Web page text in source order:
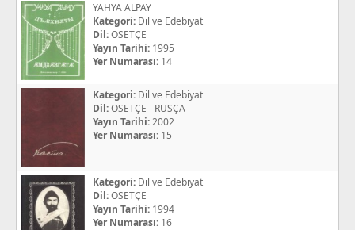
YAHYA ALPAY
Kategori: Dil ve Edebiyat
Dil:OSETÇE
Yayın Tarihi: 1995
Yer Numarası: 14
Kategori: Dil ve Edebiyat
Dil:OSETÇE - RUSÇA
Yayın Tarihi:2002
Yer Numarası: 15
Kategori: Dil ve Edebiyat
Dil:OSETÇE
Yayın Tarihi: 1994
Yer Numarası: 16